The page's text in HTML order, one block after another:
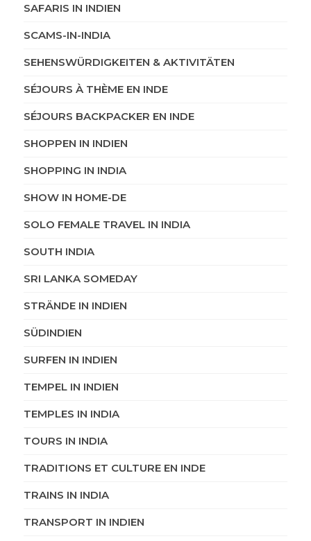
SAFARIS IN INDIEN
SCAMS-IN-INDIA
SEHENSWÜRDIGKEITEN & AKTIVITÄTEN
SÉJOURS À THÈME EN INDE
SÉJOURS BACKPACKER EN INDE
SHOPPEN IN INDIEN
SHOPPING IN INDIA
SHOW IN HOME-DE
SOLO FEMALE TRAVEL IN INDIA
SOUTH INDIA
SRI LANKA SOMEDAY
STRÄNDE IN INDIEN
SÜDINDIEN
SURFEN IN INDIEN
TEMPEL IN INDIEN
TEMPLES IN INDIA
TOURS IN INDIA
TRADITIONS ET CULTURE EN INDE
TRAINS IN INDIA
TRANSPORT IN INDIEN